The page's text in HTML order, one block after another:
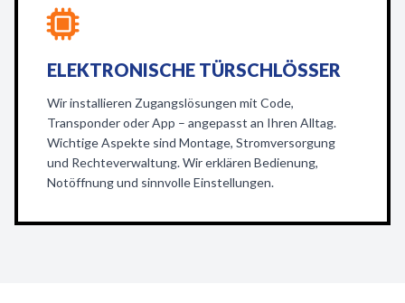
ELEKTRONISCHE TÜRSCHLÖSSER
Wir installieren Zugangslösungen mit Code,
Transponder oder App – angepasst an Ihren Alltag.
Wichtige Aspekte sind Montage, Stromversorgung
und Rechteverwaltung. Wir erklären Bedienung,
Notöffnung und sinnvolle Einstellungen.